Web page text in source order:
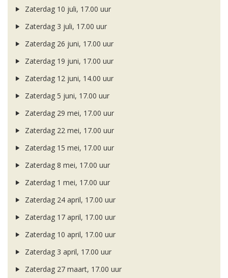
Zaterdag 10 juli, 17.00 uur
Zaterdag 3 juli, 17.00 uur
Zaterdag 26 juni, 17.00 uur
Zaterdag 19 juni, 17.00 uur
Zaterdag 12 juni, 14.00 uur
Zaterdag 5 juni, 17.00 uur
Zaterdag 29 mei, 17.00 uur
Zaterdag 22 mei, 17.00 uur
Zaterdag 15 mei, 17.00 uur
Zaterdag 8 mei, 17.00 uur
Zaterdag 1 mei, 17.00 uur
Zaterdag 24 april, 17.00 uur
Zaterdag 17 april, 17.00 uur
Zaterdag 10 april, 17.00 uur
Zaterdag 3 april, 17.00 uur
Zaterdag 27 maart, 17.00 uur